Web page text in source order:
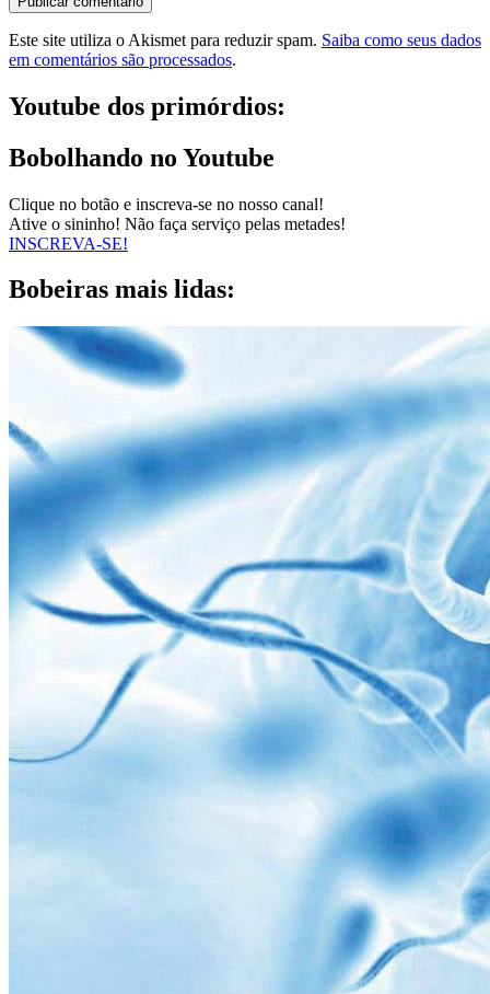
Este site utiliza o Akismet para reduzir spam. Saiba como seus dados
em comentários são processados.
Youtube dos primórdios:
Bobolhando no Youtube
Clique no botão e inscreva-se no nosso canal!
Ative o sininho! Não faça serviço pelas metades!
INSCREVA-SE!
Bobeiras mais lidas: